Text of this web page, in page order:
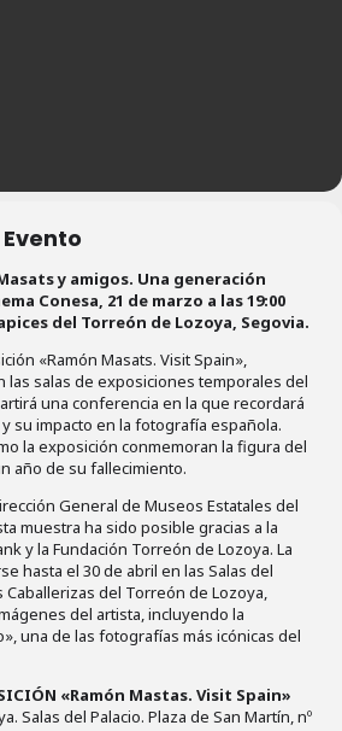
y amigos. Una generación
Conesa, 21 de marzo a las 19:00
del Torreón de Lozoya, Segovia.
«Ramón Masats. Visit Spain»,
las salas de exposiciones temporales del
una conferencia en la que recordará
su impacto en la fotografía española.
la exposición conmemoran la figura del
año de su fallecimiento.
General de Museos Estatales del
muestra ha sido posible gracias a la
y la Fundación Torreón de Lozoya. La
hasta el 30 de abril en las Salas del
Caballerizas del Torreón de Lozoya,
del artista, incluyendo la
una de las fotografías más icónicas del
«Ramón Mastas. Visit Spain»
Salas del Palacio. Plaza de San Martín, nº